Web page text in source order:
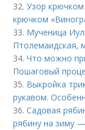
32.Узор крючком
крючком
33. Мученица
Птолемаидская,
34.Что можно
Пошаговый
35. Выкройка
рукавом.
36.Садовая
рябину на зиму